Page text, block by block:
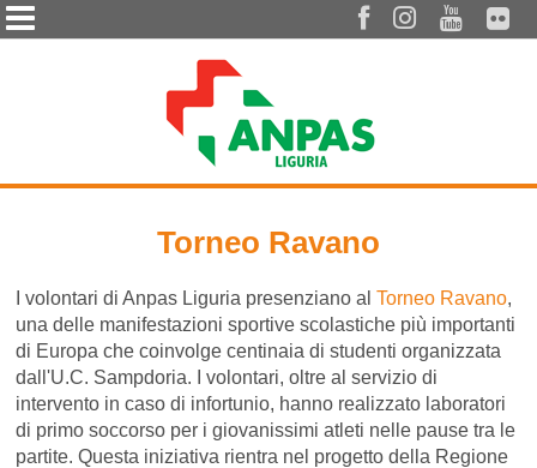
   
Torneo Ravano
I volontari di Anpas Liguria presenziano alTorneo Ravano,
una delle manifestazioni sportive scolastiche più importanti
di Europa che coinvolge centinaia di studenti organizzata
dall'U.C. Sampdoria. I volontari, oltre al servizio di
intervento in caso di infortunio, hanno realizzato laboratori
di primo soccorso per i giovanissimi atleti nelle pause tra le
partite. Questa iniziativa rientra nel progetto della Regione